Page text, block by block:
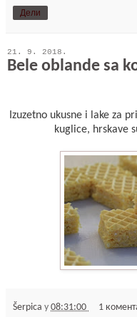
Дели
21. 9. 2018.
Bele oblande sa
Izuzetno ukusne i lake za
kuglice, hrskave
Šerpica у 08:31:00 1